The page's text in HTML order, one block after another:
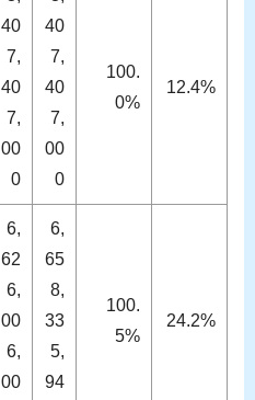
40
7,
40
7,
00
0
40
7,
40
7,
00
0
100.
0%
12.4%
6,
62
6,
00
6,
00
6,
65
8,
33
5,
94
100.
5%
24.2%